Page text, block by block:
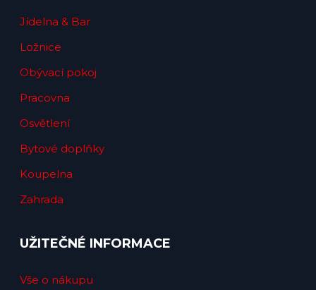
Jídelna & Bar
Ložnice
Obývací pokoj
Pracovna
Osvětlení
Bytové doplňky
Koupelna
Zahrada
UŽITEČNÉ INFORMACE
Vše o nákupu